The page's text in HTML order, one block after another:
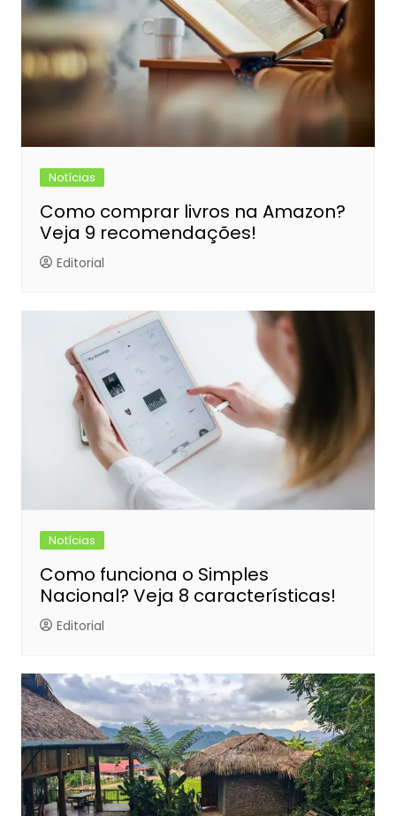
Notícias
Como comprar livros na Amazon?
Veja 9 recomendações!
Editorial
Notícias
Como funciona o Simples
Nacional? Veja 8 características!
Editorial